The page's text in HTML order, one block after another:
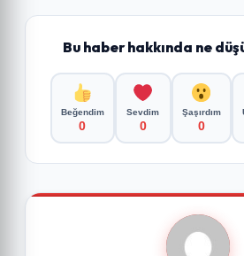
Bu haber hakkında ne
Beğendim
0
Sevdim
0
Şaşırdım
0